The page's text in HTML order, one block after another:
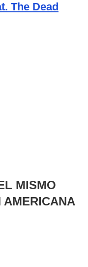
The Dead
MISMO
AMERICANA